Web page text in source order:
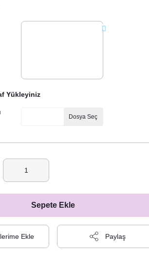
Yükleyiniz
Dosya Seç
Sepete Ekle
Paylaş